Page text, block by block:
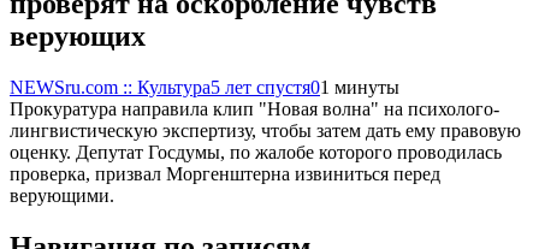
верующих
NEWSru.com :: Культура5 лет спустя01 минуты
Прокуратура направила клип "Новая волна" на психолого-
лингвистическую экспертизу, чтобы затем дать ему правовую
оценку. Депутат Госдумы, по жалобе которого проводилась
проверка, призвал Моргенштерна извиниться перед
верующими.